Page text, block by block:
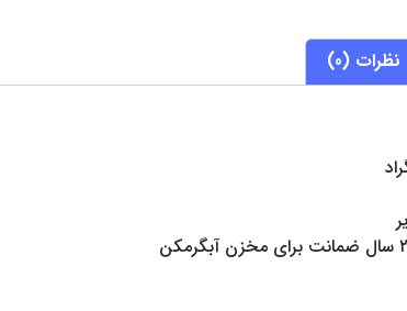
نظرات (0)